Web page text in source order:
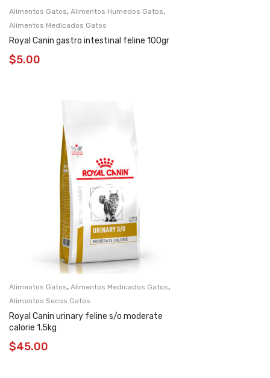
Alimentos Gatos, Alimentos Humedos Gatos,
Alimentos Medicados Gatos
Royal Canin gastro intestinal feline 100gr
$5.00
Alimentos Gatos, Alimentos Medicados Gatos,
Alimentos Secos Gatos
Royal Canin urinary feline s/o moderate
calorie 1.5kg
$45.00